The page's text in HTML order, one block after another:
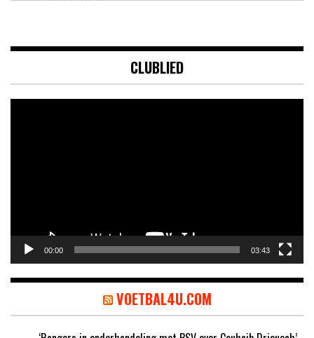
CLUBLIED
00:00 03:43
VOETBAL4U.COM